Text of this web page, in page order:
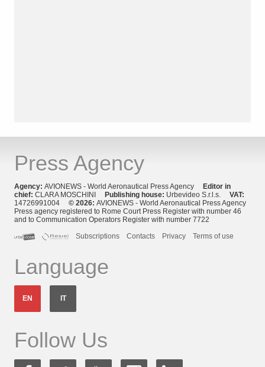
Press Agency
Agency: AVIONEWS - World Aeronautical Press Agency Editor in
chief: CLARA MOSCHINI Publishing house: Urbevideo S.r.l.s. VAT:
14726991004 © 2026: AVIONEWS - World Aeronautical Press Agency
Press agency registered to Rome Court Press Register with number 46
and to Communication Operators Register with number 7722
Subscriptions
Contacts Privacy Terms of use
Language
EN IT
Follow Us